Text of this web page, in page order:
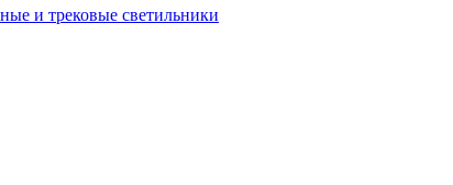
и трековые светильники